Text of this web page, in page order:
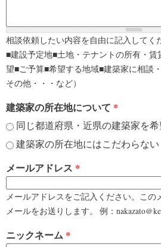
相談依頼したい内容を自由に記入してく
■建設予定地■土地・テナントの所有・
望■ご予算■希望する地域■建築家に相談
その他・・・など）
建築家の所在地について *
同じ都道府県・近県の建築家を希
建築家の所在地にはこだわらない
メールアドレス *
メールアドレスをご記入ください。この
メールをお送りします。 例：
ニックネーム *